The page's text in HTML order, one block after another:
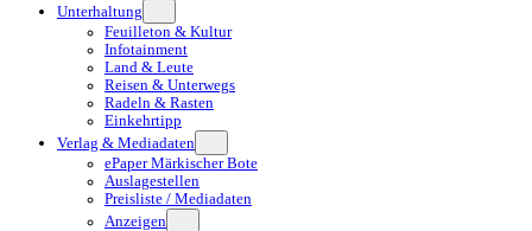
Unterhaltung
Feuilleton & Kultur
Infotainment
Land & Leute
Reisen & Unterwegs
Radeln & Rasten
Einkehrtipp
Verlag & Mediadaten
ePaper Märkischer Bote
Auslagestellen
Preisliste / Mediadaten
Anzeigen